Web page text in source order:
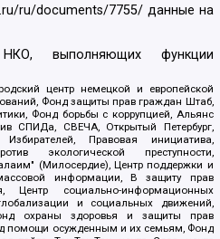
ru/documents/7755/ данные на
выполняющих функции
центр немецкой и европейской
Фонд защиты прав граждан Штаб,
Фонд борьбы с коррупцией, Альянс
СПИДа, СВЕЧА, Открытый Петербург,
Правовая инициатива,
экологической преступности,
(Милосердие), Центр поддержки и
информации, В защиту прав
Центр социально-информационных
и социальных движений,
охраны здоровья и защиты прав
помощи осужденным и их семьям, Фонд